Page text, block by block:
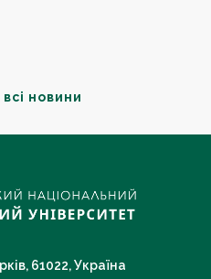
новини
61022, Україна